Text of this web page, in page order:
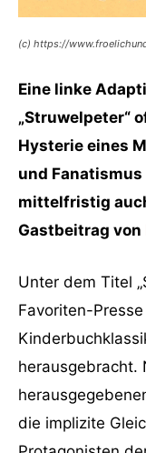
(c) https://
Eine linke
„Struwelpeter“
Hysterie eines
und
mittelfristig
Gastbeitrag von
Unter dem Titel
Favoriten-
herausgebracht.
die implizite